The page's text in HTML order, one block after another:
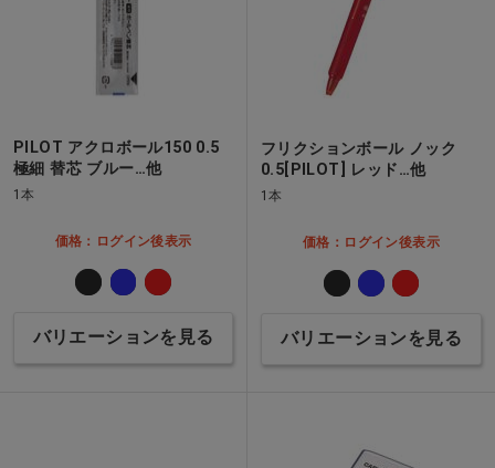
PILOT アクロボール150 0.5
極細 替芯 ブルー…他
1本
価格：ログイン後表示
バリエーションを見る
フリクションボール ノック
0.5[PILOT] レッド…他
1本
価格：ログイン後表示
バリエーションを見る